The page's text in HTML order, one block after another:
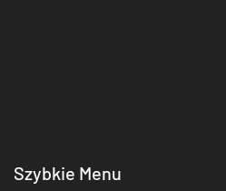
Szybkie Menu